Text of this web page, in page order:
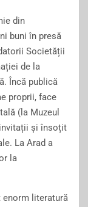
din
buni în presă
Societății
de la
Încă publică
proprii, face
(la Muzeul
și însoțit
La Arad a
la
enorm literatură